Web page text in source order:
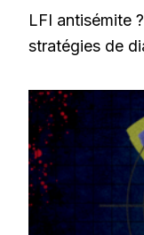
LFI antisémite
stratégies de